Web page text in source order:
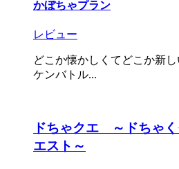
かぼちゃプラン
レビュー
どこか懐かしくてどこか新
ケンバトル...
ドちゃクエ ～ドちゃ
エスト～